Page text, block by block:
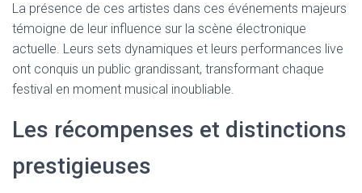
La présence de ces artistes dans ces événements majeurs
témoigne de leur influence sur la scène électronique
actuelle. Leurs sets dynamiques et leurs performances live
ont conquis un public grandissant, transformant chaque
festival en moment musical inoubliable.
Les récompenses et distinctions
prestigieuses